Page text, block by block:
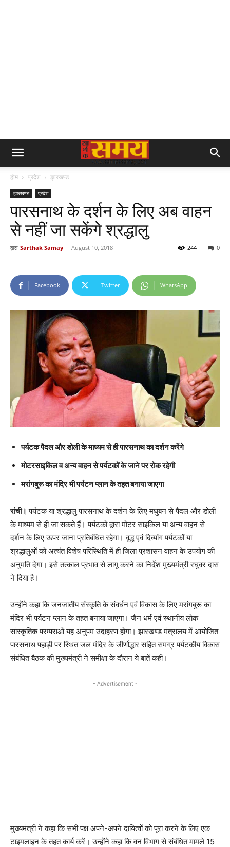
होम प्रदेश झारखण्ड
झारखण्ड प्रदेश
पारसनाथ के दर्शन के लिए अब वाहन
से नहीं जा सकेंगे श्रद्धालु
द्वारा Sarthak Samay - August 10, 2018 0
244
Facebook Twitter WhatsApp
पर्यटक पैदल और डोली के माध्यम से ही पारसनाथ का दर्शन करेंगे
मोटरसाइकिल व अन्य वाहन से पर्यटकों के जाने पर रोक रहेगी
मरांगबुरू का मंदिर भी पर्यटन प्लान के तहत बनाया जाएगा
रांची। पर्यटक या श्रद्धालु पारसनाथ के दर्शन के लिए मधुबन से पैदल और डोली
के माध्यम से ही जा सकते हैं। पर्यटकों द्वारा मोटर साइकिल या अन्य वाहन से
दर्शन के लिए ऊपर जाना प्रतिबंधित रहेगा। वृद्ध एवं दिव्यांग पर्यटकों या
श्रद्धालुओं को अत्यंत विशेष परिस्थिति में ही जिला प्रशासन वाहन के उपयोग की
अनुमति देगा। इसे तत्काल प्रभाव से लागू करने का निर्देश मुख्यमंत्री रघुवर दास
ने दिया है।
उन्होंने कहा कि जनजातीय संस्कृति के संवर्धन एवं विकास के लिए मरांगबुरू का
मंदिर भी पर्यटन प्लान के तहत बनाया जाएगा। जैन धर्म एवं स्थानीय लोक
सांस्कृतिक परम्पराओं यह अनुपम उदाहरण होगा। झारखण्ड मंत्रालय में आयोजित
पारसनाथ पहाड़ी पर स्थित जल मंदिर के जीर्णोद्धार सहित समग्र पर्यटकीय विकास
संबंधित बैठक की मुख्यमंत्री ने समीक्षा के दौरान ये बातें कहीं।
- Advertisement -
मुख्यमंत्री ने कहा कि सभी पक्ष अपने-अपने दायित्वों को पूरा करने के लिए एक
टाइमलाइन के तहत कार्य करें। उन्होंने कहा कि वन विभाग से संबंधित मामले 15